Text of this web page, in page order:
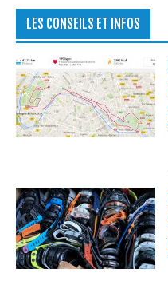
LES CONSEILS ET INFOS